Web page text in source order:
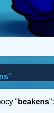
"
" beakens":